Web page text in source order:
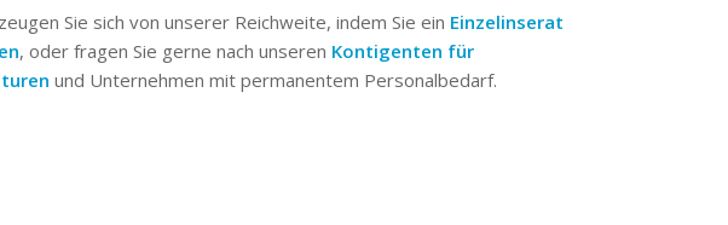
Sie sich von unserer Reichweite, indem Sie ein Einzelinserat
, oder fragen Sie gerne nach unseren Kontigenten für
und Unternehmen mit permanentem Personalbedarf.